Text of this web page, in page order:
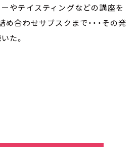
やテイスティングなどの講座を
め合わせサブスクまで・・・その発
た。